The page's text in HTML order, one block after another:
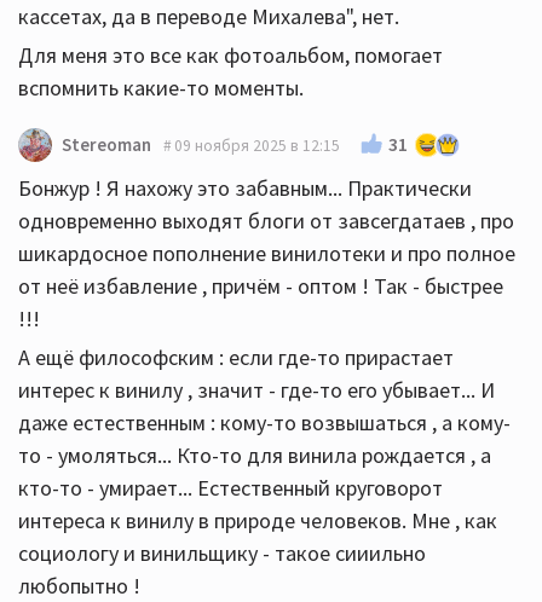
кассетах, да в переводе Михалева", нет.
Для меня это все как фотоальбом, помогает
вспомнить какие-то моменты.
Stereoman 09 ноября 2025 в 12:15 31
Бонжур ! Я нахожу это забавным... Практически
одновременно выходят блоги от завсегдатаев , про
шикардосное пополнение винилотеки и про полное
от неё избавление , причём - оптом ! Так - быстрее
!!!
А ещё философским : если где-то прирастает
интерес к винилу , значит - где-то его убывает... И
даже естественным : кому-то возвышаться , а кому-
то - умоляться... Кто-то для винила рождается , а
кто-то - умирает... Естественный круговорот
интереса к винилу в природе человеков. Мне , как
социологу и винильщику - такое сииильно
любопытно !